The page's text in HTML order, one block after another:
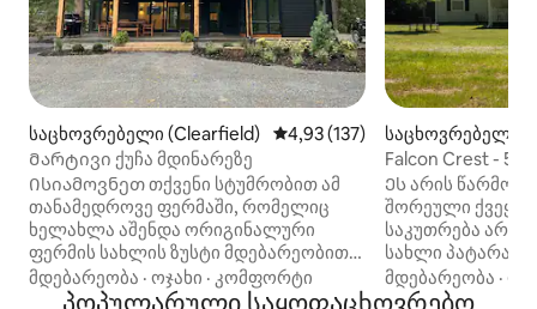
საცხოვრებელი (Clearfield) საშუალო შეფასებაა 5‑დან
4,93 (137)
Მარტივი ქუჩა მდინარეზე
Ისიამოვნეთ თქვენი სტუმრობით ამ
თანამედროვე ფერმაში, რომელიც
ხელახლა აშენდა ორიგინალური
ფერმის სახლის ზუსტი მდებარეობით
1903 წლიდან! Დაისვენეთ დიდ
საკუთრებაში მდინარე სუსკეჰანას
მდებარეობა · ოჯახი · კომფორტი
საცხოვრებელი
Falcon Crest - 5
Ეს არის
შორეული
საკუთრება
სახლი პატარა
ვერანდით და 3
ხედებით. Სახლი
მდებარეობა ·